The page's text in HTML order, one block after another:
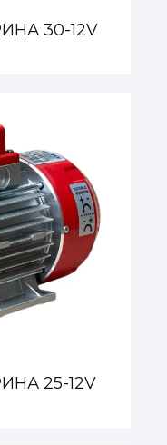
30-12V
25-12V